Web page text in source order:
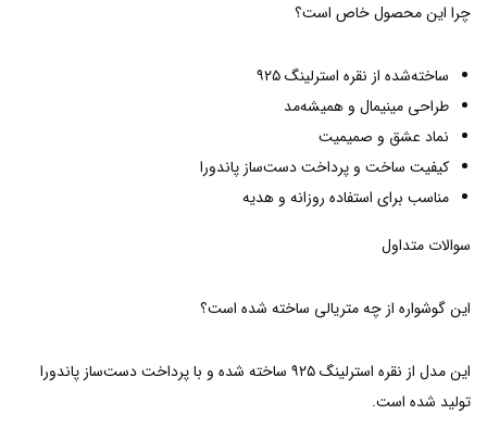
چرا این محصول خاص است؟
ساخته‌شده از نقره استرلینگ ۹۲۵
طراحی مینیمال و همیشه‌مد
نماد عشق و صمیمیت
کیفیت ساخت و پرداخت دست‌ساز پاندورا
مناسب برای استفاده روزانه و هدیه
سوالات متداول
این گوشواره از چه متریالی ساخته شده است؟
این مدل از نقره استرلینگ ۹۲۵ ساخته شده و با پرداخت دست‌ساز پاندورا
تولید شده است.